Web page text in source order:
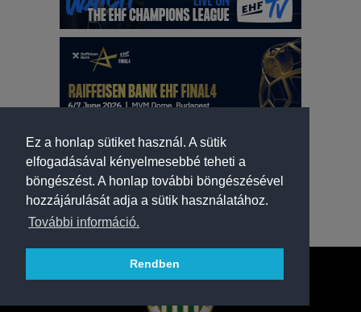
Ez a honlap sütiket használ. A sütik
elfogadásával kényelmesebbé teheti a
böngészést. A honlap további böngészésével
hozzájárulását adja a sütik használatához.
További információ.
Rendben